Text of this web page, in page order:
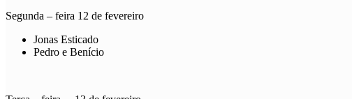
Segunda – feira 12 de fevereiro
Jonas Esticado
Pedro e Benício